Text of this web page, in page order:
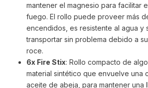
mantener el magnesio para facilitar
fuego. El rollo puede proveer más
encendidos, es resistente al agua y
transportar sin problema debido a
roce.
6x Fire Stix: Rollo compacto de
material sintético que envuelve una
aceite de abeja, para mantener una